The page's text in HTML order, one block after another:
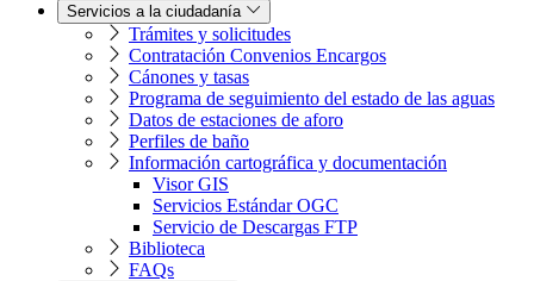
Servicios a la ciudadanía
Trámites y solicitudes
Contratación Convenios Encargos
Cánones y tasas
Programa de seguimiento del estado de las aguas
Datos de estaciones de aforo
Perfiles de baño
Información cartográfica y documentación
Visor GIS
Servicios Estándar OGC
Servicio de Descargas FTP
Biblioteca
FAQs